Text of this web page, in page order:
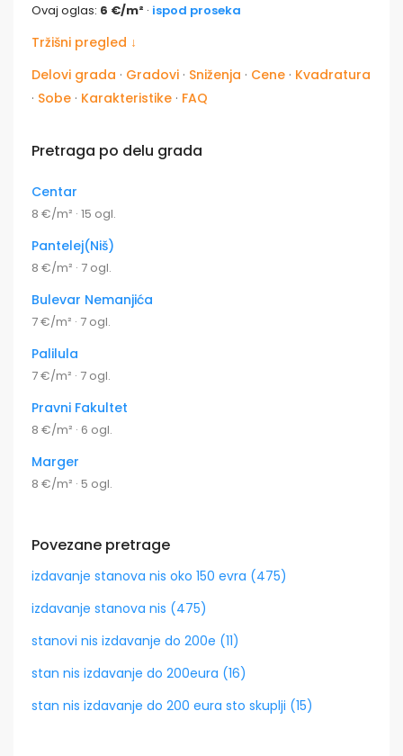
Ovaj oglas: 6 €/m² · ispod proseka
Tržišni pregled ↓
Delovi grada · Gradovi · Sniženja · Cene · Kvadratura
· Sobe · Karakteristike · FAQ
Pretraga po delu grada
Centar
8 €/m² · 15 ogl.
Pantelej(Niš)
8 €/m² · 7 ogl.
Bulevar Nemanjića
7 €/m² · 7 ogl.
Palilula
7 €/m² · 7 ogl.
Pravni Fakultet
8 €/m² · 6 ogl.
Marger
8 €/m² · 5 ogl.
Povezane pretrage
izdavanje stanova nis oko 150 evra (475)
izdavanje stanova nis (475)
stanovi nis izdavanje do 200e (11)
stan nis izdavanje do 200eura (16)
stan nis izdavanje do 200 eura sto skuplji (15)